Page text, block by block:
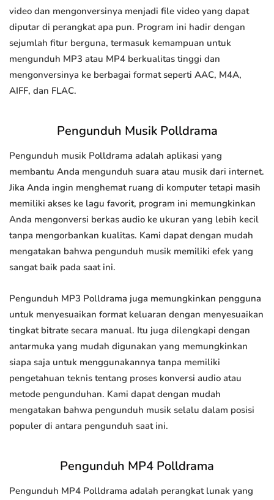
video dan mengonversinya menjadi file video yang dapat
diputar di perangkat apa pun. Program ini hadir dengan
sejumlah fitur berguna, termasuk kemampuan untuk
mengunduh MP3 atau MP4 berkualitas tinggi dan
mengonversinya ke berbagai format seperti AAC, M4A,
AIFF, dan FLAC.
Pengunduh Musik Polldrama
Pengunduh musik Polldrama adalah aplikasi yang
membantu Anda mengunduh suara atau musik dari internet.
Jika Anda ingin menghemat ruang di komputer tetapi masih
memiliki akses ke lagu favorit, program ini memungkinkan
Anda mengonversi berkas audio ke ukuran yang lebih kecil
tanpa mengorbankan kualitas. Kami dapat dengan mudah
mengatakan bahwa pengunduh musik memiliki efek yang
sangat baik pada saat ini.
Pengunduh MP3 Polldrama juga memungkinkan pengguna
untuk menyesuaikan format keluaran dengan menyesuaikan
tingkat bitrate secara manual. Itu juga dilengkapi dengan
antarmuka yang mudah digunakan yang memungkinkan
siapa saja untuk menggunakannya tanpa memiliki
pengetahuan teknis tentang proses konversi audio atau
metode pengunduhan. Kami dapat dengan mudah
mengatakan bahwa pengunduh musik selalu dalam posisi
populer di antara pengunduh saat ini.
Pengunduh MP4 Polldrama
Pengunduh MP4 Polldrama adalah perangkat lunak yang